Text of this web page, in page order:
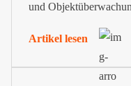
und
im Rahmen der
Ingenieure (HOAI)
Artikel lesen